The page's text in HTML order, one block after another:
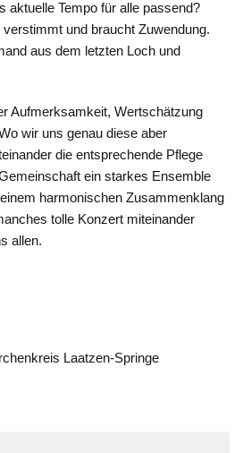
aktuelle Tempo für alle passend?
und braucht Zuwendung.
aus dem letzten Loch und
Aufmerksamkeit, Wertschätzung
wir uns genau diese aber
die entsprechende Pflege
ein starkes Ensemble
harmonischen Zusammenklang
tolle Konzert miteinander
allen.
Laatzen-Springe